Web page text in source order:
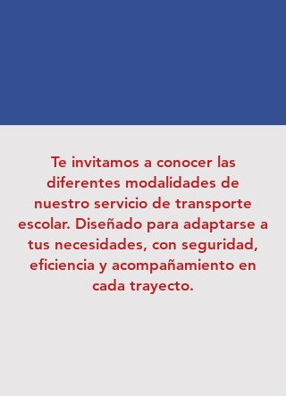
Te invitamos a conocer las
diferentes modalidades de
nuestro servicio de transporte
escolar. Diseñado para adaptarse a
tus necesidades, con seguridad,
eficiencia y acompañamiento en
cada trayecto.